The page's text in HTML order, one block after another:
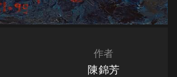
作者
陳錦芳